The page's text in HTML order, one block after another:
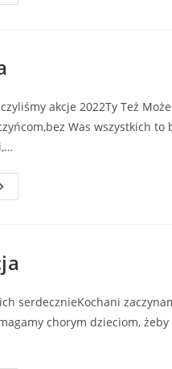
akcje 2022Ty Też
Was wszystkich
serdecznieKochani
chorym dzieciom,